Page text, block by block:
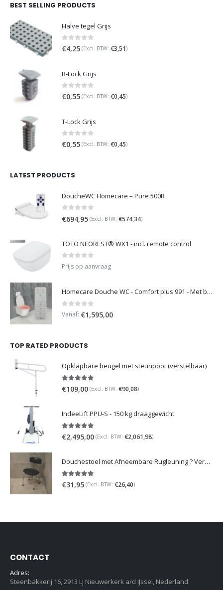
BEST SELLING PRODUCTS
Halve tegel Grijs
0 out of 5
€4,25 (Excl. BTW: €3,51)
R-Lock Grijs
0 out of 5
€0,55 (Excl. BTW: €0,45)
T-Lock Grijs
0 out of 5
€0,55 (Excl. BTW: €0,45)
LATEST PRODUCTS
DoucheWC Homecare – Pure 500R
€694,95 (Excl. BTW: €574,34)
TOTO NEOREST® WX1 - incl. remote control
0 out of 5
Prijs op aanvraag
Homecare Douche WC - Comfort plus 991 - Met brilverwarming
0 out of 5
Vanaf: €1,595,00
TOP RATED PRODUCTS
Opklapbare beugel met steunpoot (verstelbaar)
5.00out of 5
€109,00 (Excl. BTW: €90,08)
IndeeLift PPU-S - 150 kg draaggewicht
5.00out of 5
€2,495,00 (Excl. BTW: €2,061,98)
Douchestoel met Afneembare Rugleuning ? Verstelbaar Douchekrukje ? Grijs
5.00out of 5
€31,95 (Excl. BTW: €26,40)
CONTACT
Adres:
Steenbakkerij 16, 2913 LJ Nieuwerkerk a/d IJssel, Nederland